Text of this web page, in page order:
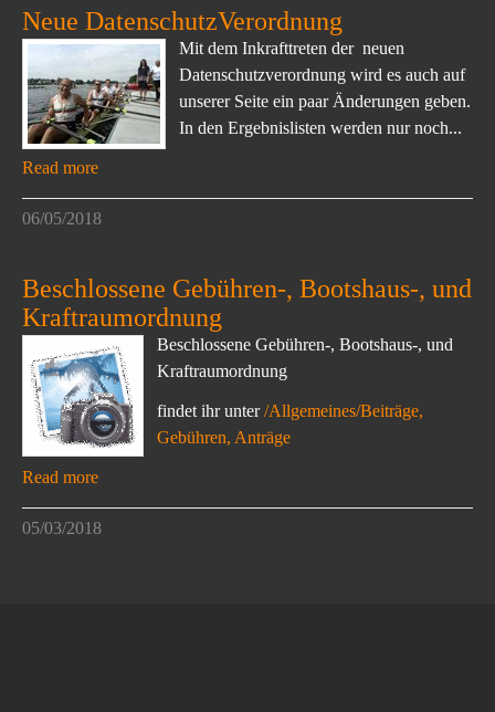
Neue DatenschutzVerordnung
Mit dem Inkrafttreten der neuen
Datenschutzverordnung wird es auch auf
unserer Seite ein paar Änderungen geben.
In den Ergebnislisten werden nur noch...
Read more
06/05/2018
Beschlossene Gebühren-, Bootshaus-, und
Kraftraumordnung
Beschlossene Gebühren-, Bootshaus-, und
Kraftraumordnung
findet ihr unter/Allgemeines/Beiträge,
Gebühren, Anträge
Read more
05/03/2018